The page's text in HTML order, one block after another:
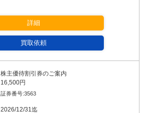
詳細
買取依頼
株主優待割引券のご案内
16,500円
証券番号:3563
2026/12/31迄